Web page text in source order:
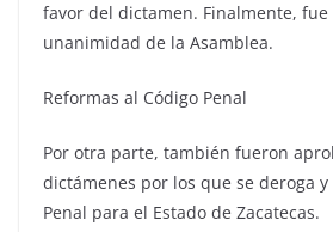
favor del dictamen. Finalmente,
unanimidad de la Asamblea.
Reformas al Código Penal
Por otra parte, también fueron
dictámenes por los que se deroga
Penal para el Estado de Zacatecas.